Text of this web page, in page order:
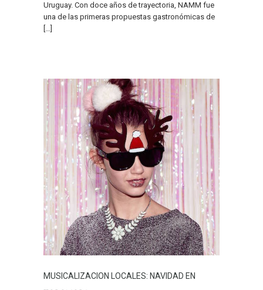
Uruguay. Con doce años de trayectoria, NAMM fue
una de las primeras propuestas gastronómicas de
[…]
MUSICALIZACION LOCALES: NAVIDAD EN